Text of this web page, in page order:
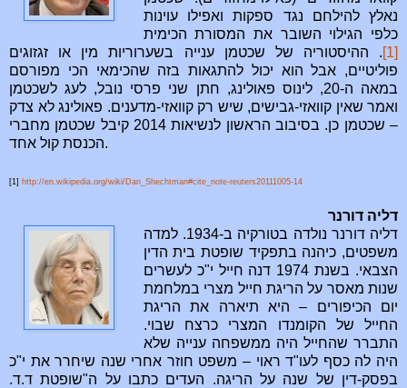
נאלץ להילחם נגד ספקות ואפילו עוינות
כלפי הגילוי השובר את המסורת הכימית
[1]
. ההיסטוריה של שכטמן ענייה בשערוריות מין או זגזוגים
פוליטיים, אבל הוא יכול להתגאות בזה שהכימאי הכי מפורסם
במאה ה-20, לינוס פאולינג, חתן שני פרסי נובל, לעג לשכטמן
ואמר שאין קוואזי-גבישים, שיש רק קוואזי-מדענים. פאולינג לא צדק
– שכטמן כן. בסיבוב הראשון לנשיאות 2014 קיבל שכטמן מחברי
הכנסת קול אחד.
[1] http://en.wikipedia.org/wiki/Dan_Shechtman#cite_note-reuters20111005-14
דליה דורנר
דליה דורנר נולדה בטורקיה ב-1934. למדה
משפטים, כיהנה בתפקיד שופטת בית הדין
הצבאי. בשנת 1974 דנה חייל י"כ לעשרים
שנות מאסר על הריגת חייל מצרי במלחמת
יום הכיפורים – היא תיארה את הריגת
החייל של הקומנדו המצרי כרצח שבוי.
התברר שהחייל היה ממשפחה ענייה שלא
היה לה כסף לעו"ד ראוי – משפט חוזר אחרי שנה שיחרר את י"כ
בפסק-דין של שנה על הריגה. העדים כתבו על ה"שופטת ד.ד.